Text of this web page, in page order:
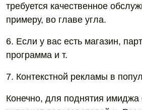
требуется качественное
примеру, во главе угла.
6. Если у вас есть магазин,
программа и т.
7. Контекстной рекламы в
Конечно, для поднятия имиджа